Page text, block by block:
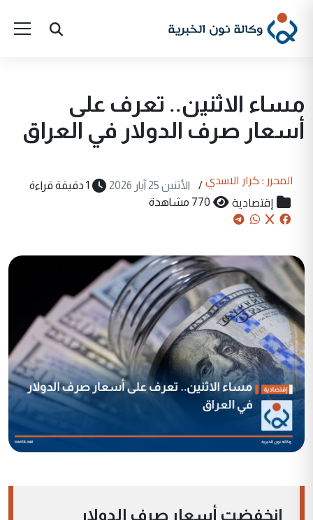
مساء الاثنين.. تعرف على
أسعار صرف الدولار في العراق
المحرر : كرار الاسدي / الأثنين 25 آيار 2026 1 دقيقة قراءة
إقتصادية 770 مشاهدة
انخفضت أسعار صرف الدولار